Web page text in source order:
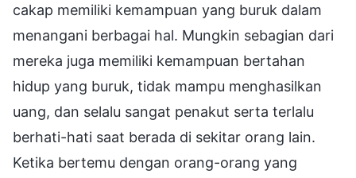
cakap memiliki kemampuan yang buruk dalam
menangani berbagai hal. Mungkin sebagian dari
mereka juga memiliki kemampuan bertahan
hidup yang buruk, tidak mampu menghasilkan
uang, dan selalu sangat penakut serta terlalu
berhati-hati saat berada di sekitar orang lain.
Ketika bertemu dengan orang-orang yang